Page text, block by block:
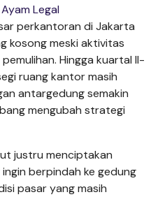
Legal
perkantoran di Jakarta
kosong meski aktivitas
Hingga kuartal II-
ruang kantor masih
antargedung semakin
mengubah strategi
justru menciptakan
berpindah ke gedung
pasar yang masih